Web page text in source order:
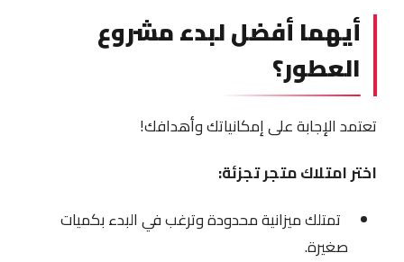
أيهما أفضل لبدء مشروع
العطور؟
تعتمد الإجابة على إمكانياتك وأهدافك!
اختر امتلاك متجر تجزئة:
تمتلك ميزانية محدودة وترغب في البدء بكميات
صغيرة.